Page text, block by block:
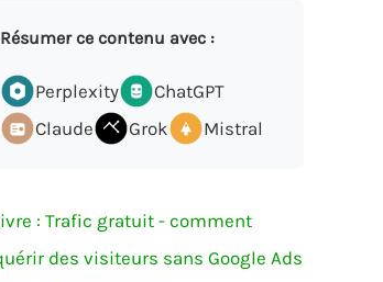
Résumer ce contenu avec :
Perplexity
ChatGPT
Claude
Grok Mistral